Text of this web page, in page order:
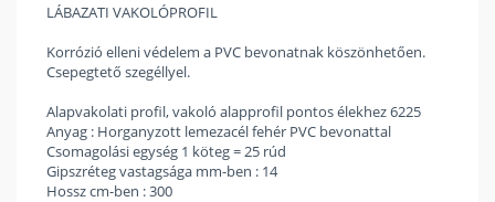
LÁBAZATI VAKOLÓPROFIL
Korrózió elleni védelem a PVC bevonatnak köszönhetően.
Csepegtető szegéllyel.
Alapvakolati profil, vakoló alapprofil pontos élekhez 6225
Anyag : Horganyzott lemezacél fehér PVC bevonattal
Csomagolási egység 1 köteg = 25 rúd
Gipszréteg vastagsága mm-ben : 14
Hossz cm-ben : 300